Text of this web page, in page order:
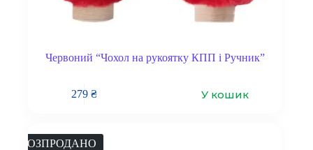
Червоний “Чохол на рукоятку КПП і Ручник”
279₴ У кошик
РОЗПРОДАНО